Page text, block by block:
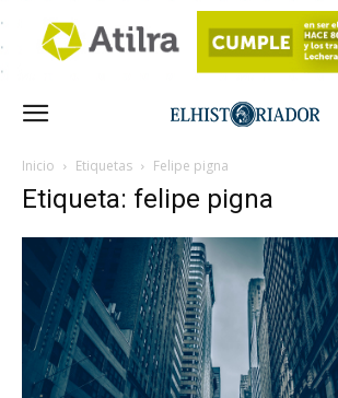
Inicio Etiquetas Felipe pigna
Etiqueta: felipe pigna